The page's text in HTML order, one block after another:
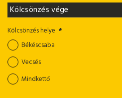
Kölcsönzés helye *
Békéscsaba
Vecsés
Mindkettő